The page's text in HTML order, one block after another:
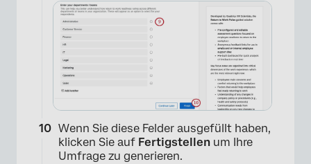
Wenn Sie diese Felder ausgefüllt haben,
klicken Sie auf Fertigstellen um Ihre
Umfrage zu generieren.